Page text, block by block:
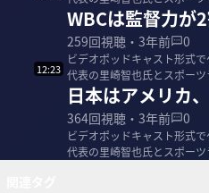
WBCは監督力が
259回視聴・ 3年前 0
ビデオポッドキャスト形式
代表の里崎智也氏とスポー
12:23
日本はアメリカ
364回視聴・ 3年前 0
ビデオポッドキャスト形式
代表の里崎智也氏とスポー